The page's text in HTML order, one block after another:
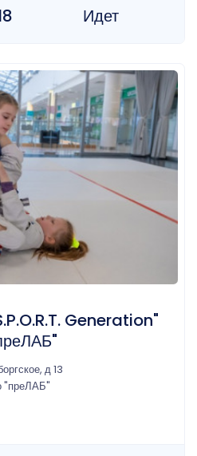
Идет
Generation"
д 13
"преЛАБ"